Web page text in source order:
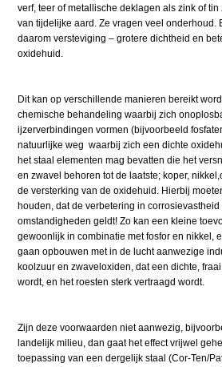
verf, teer of metallische deklagen als zink of
van tijdelijke aard. Ze vragen veel onderhoud.
daarom versteviging – grotere dichtheid en
oxidehuid.
Dit kan op verschillende manieren bereikt
chemische behandeling waarbij zich
ijzerverbindingen vormen (bijvoorbeeld
natuurlijke weg waarbij zich een dichte
het staal elementen mag bevatten die het
en zwavel behoren tot de laatste; koper,
de versterking van de oxidehuid. Hierbij
houden, dat de verbetering in
omstandigheden geldt! Zo kan een kleine
gewoonlijk in combinatie met fosfor en nikkel,
gaan opbouwen met in de lucht aanwezige
koolzuur en zwaveloxiden, dat een dichte,
wordt, en het roesten sterk vertraagd wordt.
Zijn deze voorwaarden niet aanwezig,
landelijk milieu, dan gaat het effect vrijwel
toepassing van een dergelijk staal (Cor-Ten/